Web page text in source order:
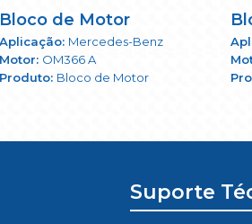
Bloco de Motor
Mercedes-Benz
OM366 A
Bloco de Motor
Suporte